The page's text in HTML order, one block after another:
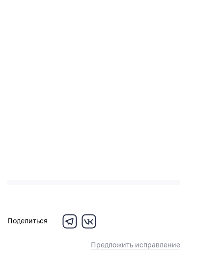
Поделиться
Предложить исправление